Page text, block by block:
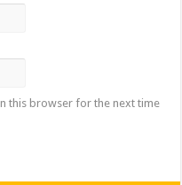
this browser for the next time